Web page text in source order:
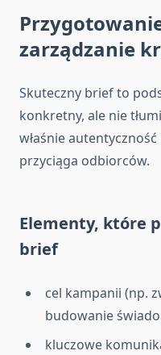
zarządzanie
Skuteczny brief to
konkretny, ale nie
właśnie
przyciąga odbiorców.
Elementy, które
brief
cel kampanii (np.
budowanie
kluczowe